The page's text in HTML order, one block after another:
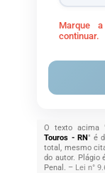
Marque
continuar.
O texto acima
Touros - RN" é
total, mesmo
do autor. Plágio
Penal. – Lei n°